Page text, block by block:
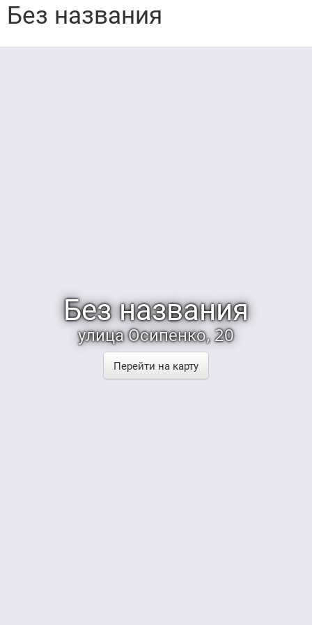
Без названия
улица Осипенко, 20
Перейти на карту
Без названия